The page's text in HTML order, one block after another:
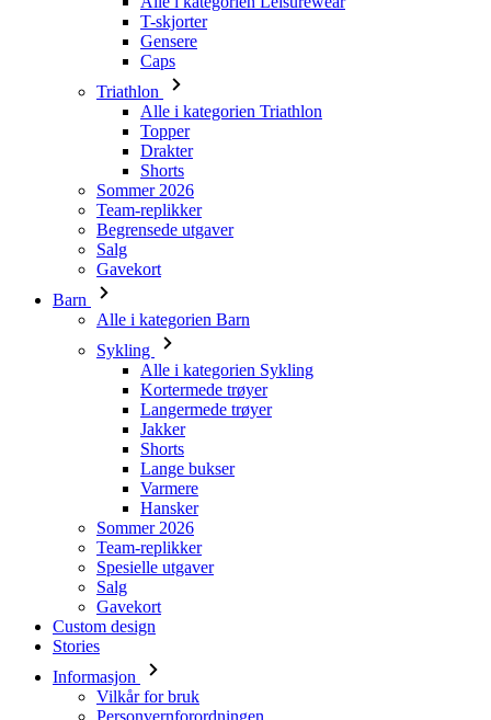
T-skjorter
Gensere
Caps
Triathlon
Alle i kategorien Triathlon
Topper
Drakter
Shorts
Sommer 2026
Team-replikker
Begrensede utgaver
Salg
Gavekort
Barn
Alle i kategorien Barn
Sykling
Alle i kategorien Sykling
Kortermede trøyer
Langermede trøyer
Jakker
Shorts
Lange bukser
Varmere
Hansker
Sommer 2026
Team-replikker
Spesielle utgaver
Salg
Gavekort
Custom design
Stories
Informasjon
Vilkår for bruk
Personvernforordningen